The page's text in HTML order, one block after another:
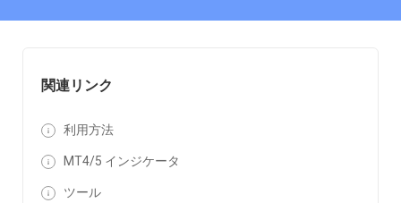
関連リンク
利用方法
MT4/5 インジケータ
ツール